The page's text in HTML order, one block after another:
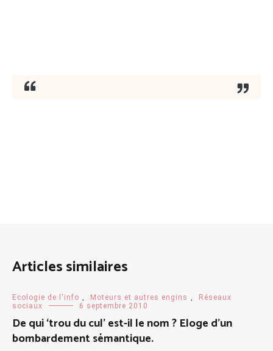
Articles similaires
Ecologie de l'info , Moteurs et autres engins ,
Réseaux
sociaux
6 septembre 2010
De qui ‘trou du cul’ est-il le nom ? Eloge d’un
bombardement sémantique.